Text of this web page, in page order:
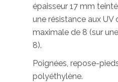
épaisseur 17 mm
une résistance aux UV
maximale de 8 (sur
8).
Poignées, repose-
polyéthylène.